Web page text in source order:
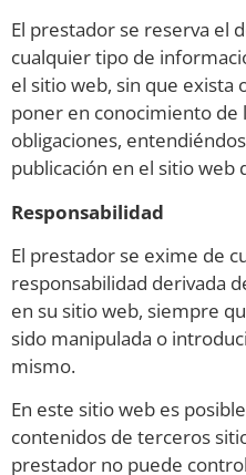
El prestador se reserva el
cualquier tipo de
el sitio web, sin que exista
poner en conocimiento de
obligaciones,
publicación en el sitio web
Responsabilidad
El prestador se exime de
responsabilidad derivada
en su sitio web, siempre
sido manipulada o
mismo.
En este sitio web es
contenidos de terceros
prestador no puede